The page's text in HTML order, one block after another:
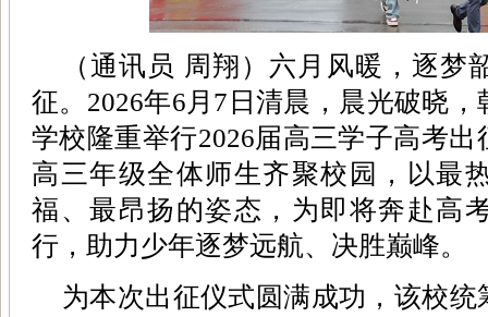
（通讯员 周翔）六月风暖，逐梦
征。2026年6月7日清晨，晨光破晓
学校隆重举行2026届高三学子高考
高三年级全体师生齐聚校园，以最
福、最昂扬的姿态，为即将奔赴高
行，助力少年逐梦远航、决胜巅峰。
为本次出征仪式圆满成功，该校